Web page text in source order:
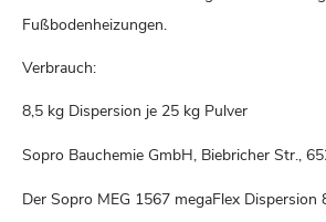
Fußbodenheizungen.
Verbrauch:
8,5 kg Dispersion je 25 kg Pulver
Sopro Bauchemie GmbH, Biebricher Str.,
Der Sopro MEG 1567 megaFlex Dispersion